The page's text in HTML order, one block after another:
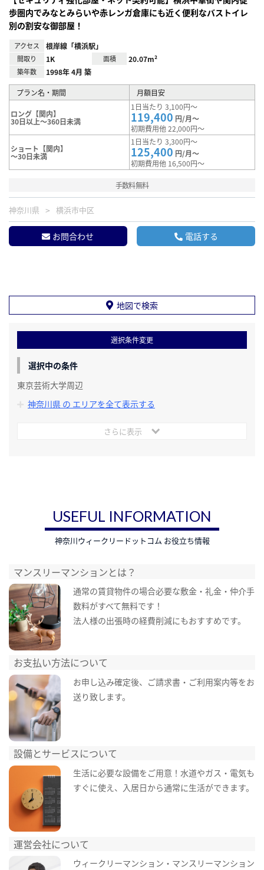
歩圏内でみなとみらいや赤レンガ倉庫にも近く便利なバストイレ
別の割安な御部屋！
アクセス 根岸線「横浜駅」
間取り 1K 面積 20.07m²
築年数 1998年 4月 築
プラン名・期間 月額目安
ロング【関内】
30日以上～360日未満
1日当たり 3,100円～
119,400 円/月～
初期費用他 22,000円～
ショート【関内】
～30日未満
1日当たり 3,300円～
125,400 円/月～
初期費用他 16,500円～
手数料無料
神奈川県 横浜市中区
お問合わせ 電話する
地図で検索
選択条件変更
選択中の条件
東京芸術大学周辺
神奈川県 の エリアを全て表示する
さらに表示
USEFUL INFORMATION
神奈川ウィークリードットコム お役立ち情報
マンスリーマンションとは？
通常の賃貸物件の場合必要な敷金・礼金・仲介手
数料がすべて無料です！
法人様の出張時の経費削減にもおすすめです。
お支払い方法について
お申し込み確定後、ご請求書・ご利用案内等をお
送り致します。
設備とサービスについて
生活に必要な設備をご用意！水道やガス・電気も
すぐに使え、入居日から通常に生活ができます。
運営会社について
ウィークリーマンション・マンスリーマンション